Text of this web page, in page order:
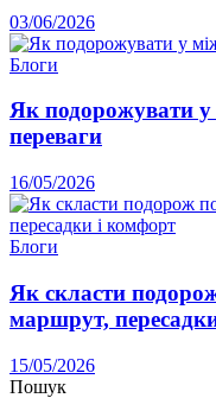
03/06/2026
Блоги
Як подорожувати у
переваги
16/05/2026
Блоги
Як скласти
маршрут,
15/05/2026
Пошук